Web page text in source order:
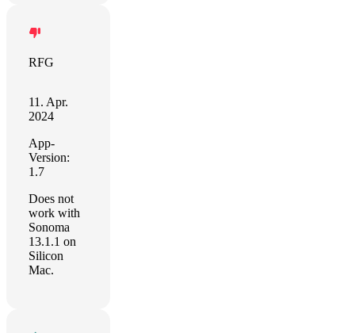
RFG
11. Apr.
2024
App-
Version:
1.7
Does not
work with
Sonoma
13.1.1 on
Silicon
Mac.